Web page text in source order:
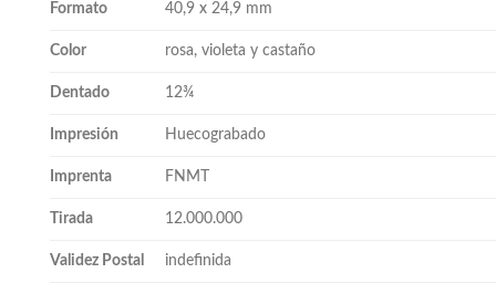
Formato 40,9 x 24,9 mm
Color rosa, violeta y castaño
Dentado 12¾
Impresión Huecograbado
Imprenta FNMT
Tirada 12.000.000
Validez Postal indefinida